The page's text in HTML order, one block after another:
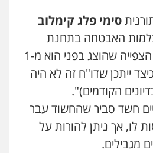
גיגי
לבן מעצרים הליכי הסגרה
סבג שקד
חמורה אמצעי לחימה
עורכי דין לענייני אסירים
סימי פלג קימלוב
האבטחה בתחנת
הדלק, וציינה: "דו"ח הצפייה שהוצג בפני הוא מ-1
ייתכן שדו"ח זה לא היה
הקודמים)".
חשד סביר שהחשוד עבר
לו, אך ניתן להורות על
מגבילים.
דניאלי
צווארון לבן פשיעה
עורכי דין לענייני אסירים נוער
קמרון
עורכי דין לענייני אסירים
נוער